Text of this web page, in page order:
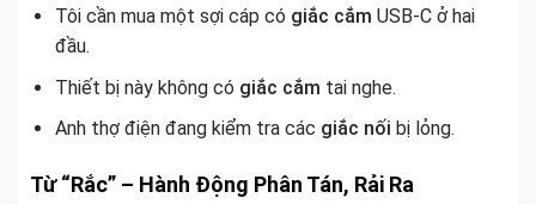
Tôi cần mua một sợi cáp có giắc cắm USB-C ở hai
đầu.
Thiết bị này không có giắc cắm tai nghe.
Anh thợ điện đang kiểm tra các giắc nối bị lỏng.
Từ “Rắc” – Hành Động Phân Tán, Rải Ra